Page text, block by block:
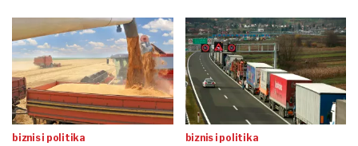
biznis i politika biznis i politika